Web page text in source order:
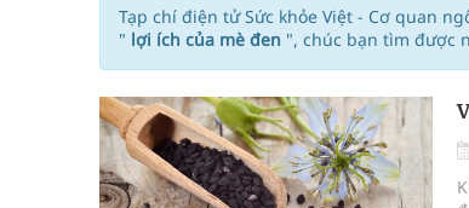
Đắk Lắk: Đẩy nhanh tiến độ khám sức
Tổng hợp những cách trị thâm body
Tỷ lệ tật khúc xạ ở trẻ gia tăng: Khuyến
Nhiều lợi thế để nâng chất lượng y tế
Tạp chí điện tử Sức khỏe Việt - Cơ quan
" lợi ích của mè đen ", chúc bạn tìm được